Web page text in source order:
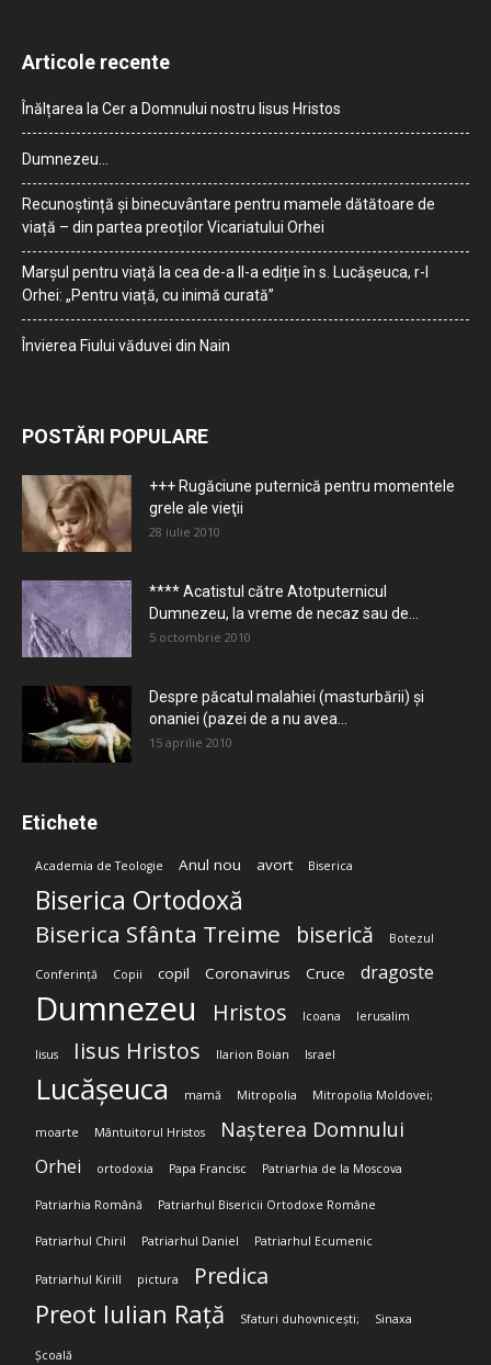
Articole recente
Înălțarea la Cer a Domnului nostru Iisus Hristos
Dumnezeu…
Recunoștință și binecuvântare pentru mamele dătătoare de
viață – din partea preoților Vicariatului Orhei
Marșul pentru viață la cea de-a II-a ediție în s. Lucășeuca, r-l
Orhei: „Pentru viață, cu inimă curată”
Învierea Fiului văduvei din Nain
POSTĂRI POPULARE
+++ Rugăciune puternică pentru momentele
grele ale vieţii
28 iulie 2010
**** Acatistul către Atotputernicul
Dumnezeu, la vreme de necaz sau de...
5 octombrie 2010
Despre păcatul malahiei (masturbării) şi
onaniei (pazei de a nu avea...
15 aprilie 2010
Etichete
Academia de Teologie Anul nou avort Biserica
Biserica Ortodoxă
Biserica Sfânta Treime biserică Botezul
Conferință Copii copil Coronavirus Cruce dragoste
Dumnezeu Hristos Icoana Ierusalim
Iisus Iisus Hristos Ilarion Boian Israel
Lucășeuca mamă Mitropolia Mitropolia Moldovei;
moarte Mântuitorul Hristos Nașterea Domnului
Orhei ortodoxia Papa Francisc Patriarhia de la Moscova
Patriarhia Română Patriarhul Bisericii Ortodoxe Române
Patriarhul Chiril Patriarhul Daniel Patriarhul Ecumenic
Patriarhul Kirill pictura Predica
Preot Iulian Rață Sfaturi duhovnicești; Sinaxa
Școală